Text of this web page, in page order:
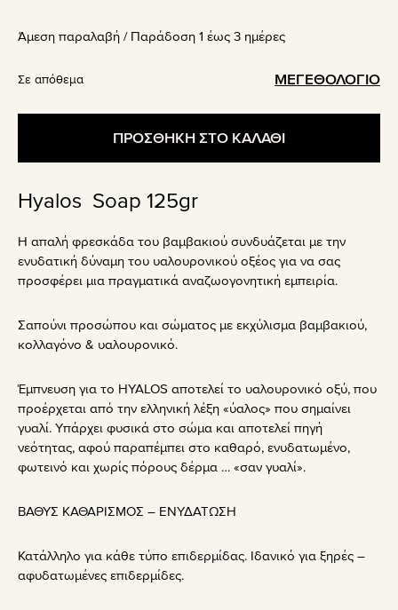
Άμεση παραλαβή / Παράδoση 1 έως 3 ημέρες
ΜΕΓΕΘΟΛΟΓΙΟ
Σε απόθεμα
ΠΡΟΣΘΗΚΗ ΣΤΟ ΚΑΛΑΘΙ
Hyalos Soap 125gr
Η απαλή φρεσκάδα του βαμβακιού συνδυάζεται με την
ενυδατική δύναμη του υαλουρονικού οξέος για να σας
προσφέρει μια πραγματικά αναζωογονητική εμπειρία.
Σαπούνι προσώπου και σώματος με εκχύλισμα βαμβακιού,
κολλαγόνο & υαλουρονικό.
Έμπνευση για το HYALOS αποτελεί το υαλουρονικό οξύ, που
προέρχεται από την ελληνική λέξη «ύαλος» που σημαίνει
γυαλί. Υπάρχει φυσικά στο σώμα και αποτελεί πηγή
νεότητας, αφού παραπέμπει στο καθαρό, ενυδατωμένο,
φωτεινό και χωρίς πόρους δέρμα … «σαν γυαλί».
ΒΑΘΥΣ ΚΑΘΑΡΙΣΜΟΣ – ΕΝΥΔΑΤΩΣΗ
Κατάλληλο για κάθε τύπο επιδερμίδας. Ιδανικό για ξηρές –
αφυδατωμένες επιδερμίδες.